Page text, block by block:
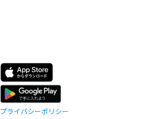
プライバシーポリシー